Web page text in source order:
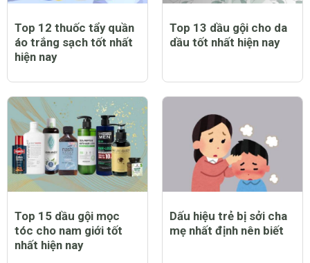
Top 12 thuốc tẩy quần
áo trắng sạch tốt nhất
hiện nay
Top 13 dầu gội cho da
dầu tốt nhất hiện nay
Top 15 dầu gội mọc
tóc cho nam giới tốt
nhất hiện nay
Dấu hiệu trẻ bị sởi cha
mẹ nhất định nên biết